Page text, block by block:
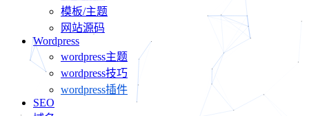
模板/主题
网站源码
Wordpress
wordpress主题
wordpress技巧
wordpress插件
SEO